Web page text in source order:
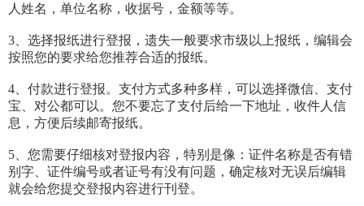
人姓名，单位名称，收据号，金额等等。
3、选择报纸进行登报，遗失一般要求市级以上报纸，编辑会
按照您的要求给您推荐合适的报纸。
4、付款进行登报。支付方式多种多样，可以选择微信、支付
宝、对公都可以。您不要忘了支付后给一下地址，收件人信
息，方便后续邮寄报纸。
5、您需要仔细核对登报内容，特别是像：证件名称是否有错
别字、证件编号或者证号有没有问题，确定核对无误后编辑
就会给您提交登报内容进行刊登。